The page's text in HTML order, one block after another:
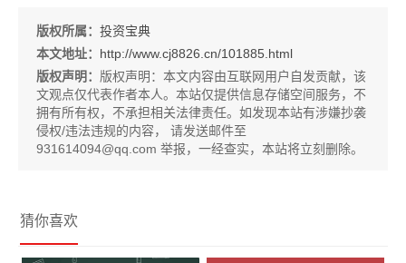
版权所属： 投资宝典
本文地址： http://www.cj8826.cn/101885.html
版权声明： 版权声明： 本文内容由互联网用户自发贡献，该
文观点仅代表作者本人。本站仅提供信息存储空间服务，不
拥有所有权，不承担相关法律责任。如发现本站有涉嫌抄袭
侵权/违法违规的内容， 请发送邮件至
931614094@qq.com 举报，一经查实，本站将立刻删除。
猜你喜欢